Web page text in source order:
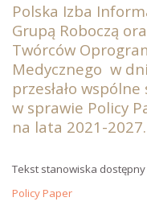
Polska Izba
Grupą Roboczą
Twórców
Medycznego w
przesłało
w sprawie Policy
na lata 2021-2027.
Tekst stanowiska dostępny
Policy Paper